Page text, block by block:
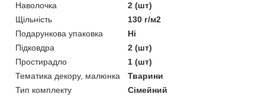
Наволочка
2 (шт)
Щільність
130 г/м2
Подарункова упаковка
Ні
Підковдра
2 (шт)
Простирадло
1 (шт)
Тематика декору, малюнка
Тварини
Тип комплекту
Сімейний